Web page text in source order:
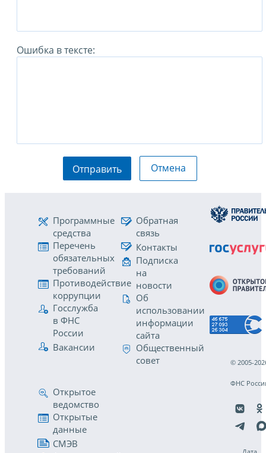
Ошибка в тексте:
Отправить Отмена
Программные
средства
Перечень
обязательных
требований
Противодействие
коррупции
Госслужба
в ФНС
России
Вакансии
Обратная
связь
Контакты
Подписка
на
новости
Об
использовании
информации
сайта
Общественный
совет
Открытое
ведомство
Открытые
данные
СМЭВ
© 2005-
ФНС